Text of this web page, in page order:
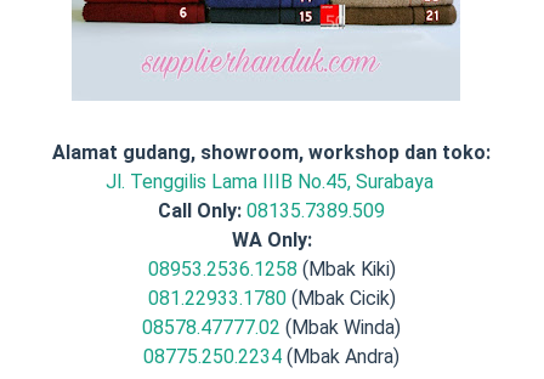
Alamat gudang, showroom, workshop dan toko:
Jl. Tenggilis Lama IIIB No.45, Surabaya
Call Only: 08135.7389.509
WA Only:
08953.2536.1258 (Mbak Kiki)
081.22933.1780(Mbak Cicik)
08578.47777.02 (Mbak Winda)
08775.250.2234 (Mbak Andra)